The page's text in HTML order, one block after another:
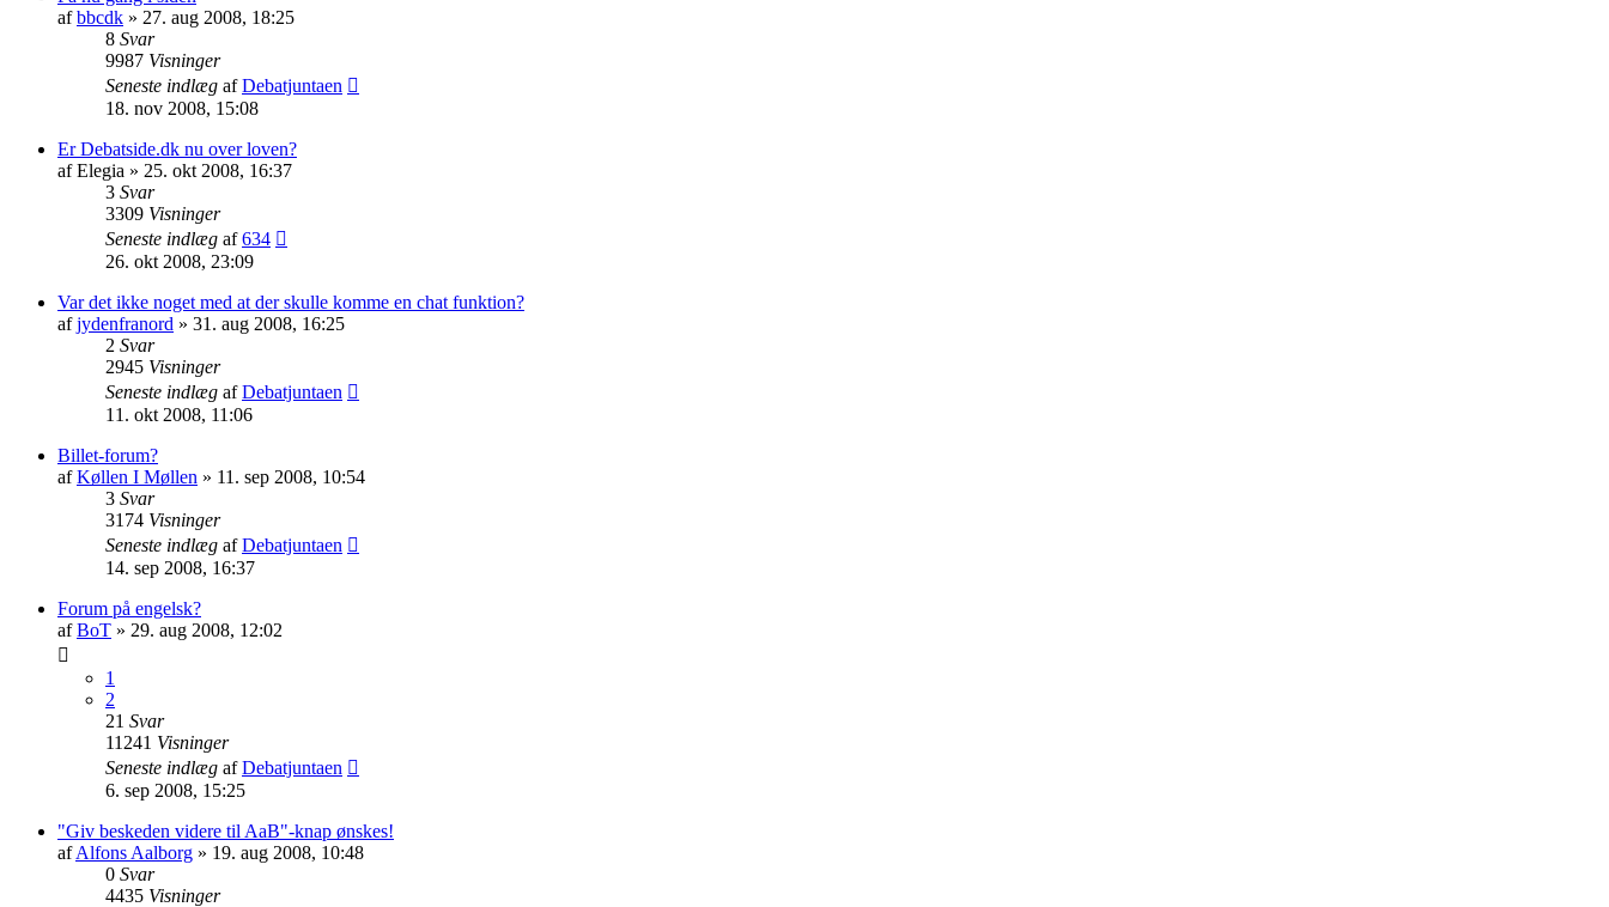
afbbcdk » 27. aug 2008, 18:25
8 Svar
9987 Visninger
Seneste indlæg afDebatjuntaen
18. nov 2008, 15:08
Er Debatside.dk nu over loven?
afElegia » 25. okt 2008, 16:37
3 Svar
3309 Visninger
Seneste indlæg af634
26. okt 2008, 23:09
Var det ikke noget med at der skulle komme en chat funktion?
afjydenfranord » 31. aug 2008, 16:25
2 Svar
2945 Visninger
Seneste indlæg afDebatjuntaen
11. okt 2008, 11:06
Billet-forum?
afKøllen I Møllen » 11. sep 2008, 10:54
3 Svar
3174 Visninger
Seneste indlæg afDebatjuntaen
14. sep 2008, 16:37
Forum på engelsk?
afBoT » 29. aug 2008, 12:02
1
2
21 Svar
11241 Visninger
Seneste indlæg afDebatjuntaen
6. sep 2008, 15:25
"Giv beskeden videre til AaB"-knap ønskes!
afAlfons Aalborg » 19. aug 2008, 10:48
0 Svar
4435 Visninger